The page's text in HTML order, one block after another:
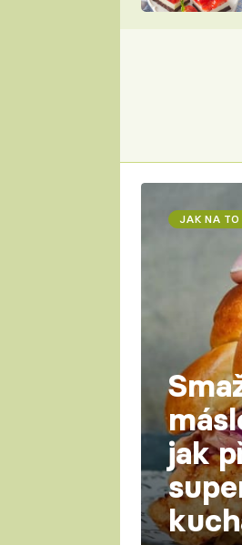
JAK NA
jak